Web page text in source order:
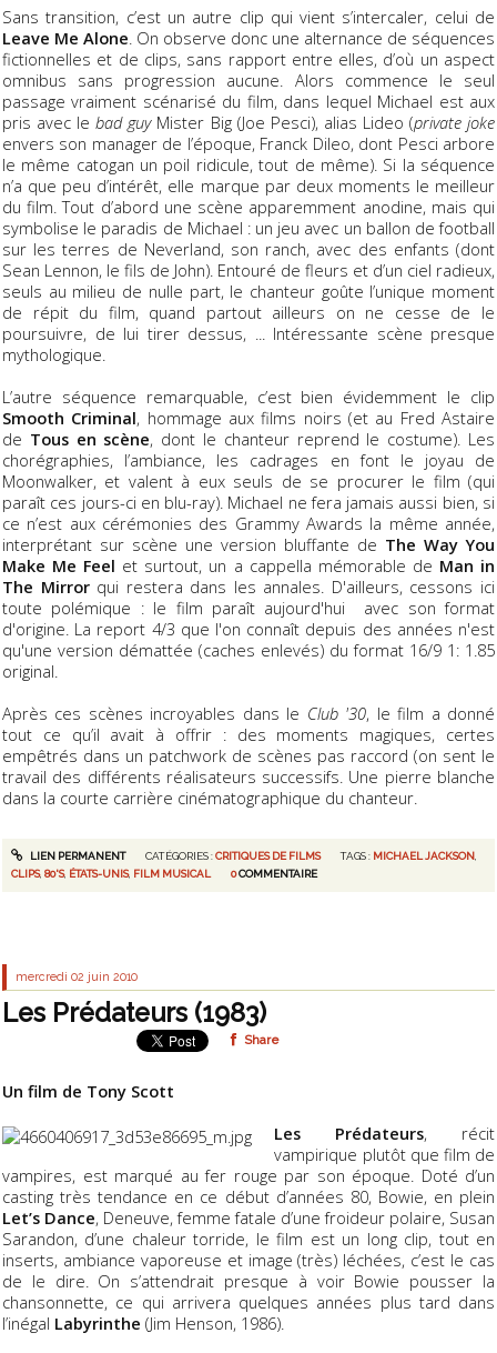
Sans transition, c’est un autre clip qui vient s’intercaler, celui de
Leave Me Alone. On observe donc une alternance de séquences
fictionnelles et de clips, sans rapport entre elles, d’où un aspect
omnibus sans progression aucune. Alors commence le seul
passage vraiment scénarisé du film, dans lequel Michael est aux
pris avec lebad guyMister Big (Joe Pesci), alias Lideo (private joke
envers son manager de l’époque, Franck Dileo, dont Pesci arbore
le même catogan un poil ridicule, tout de même). Si la séquence
n’a que peu d’intérêt, elle marque par deux moments le meilleur
du film. Tout d’abord une scène apparemment anodine, mais qui
symbolise le paradis de Michael : un jeu avec un ballon de football
sur les terres de Neverland, son ranch, avec des enfants (dont
Sean Lennon, le fils de John). Entouré de fleurs et d’un ciel radieux,
seuls au milieu de nulle part, le chanteur goûte l’unique moment
de répit du film, quand partout ailleurs on ne cesse de le
poursuivre, de lui tirer dessus, ... Intéressante scène presque
mythologique.
L’autre séquence remarquable, c’est bien évidemment le clip
Smooth Criminal, hommage aux films noirs (et au Fred Astaire
de Tous en scène, dont le chanteur reprend le costume). Les
chorégraphies, l’ambiance, les cadrages en font le joyau de
Moonwalker, et valent à eux seuls de se procurer le film (qui
paraît ces jours-ci en blu-ray). Michael ne fera jamais aussi bien, si
ce n’est aux cérémonies des Grammy Awards la même année,
interprétant sur scène une version bluffante de The Way You
Make Me Feel et surtout, un a cappella mémorable de Man in
The Mirrorqui restera dans les annales. D'ailleurs, cessons ici
toute polémique : le film paraît aujourd'hui avec son format
d'origine. La report 4/3 que l'on connaît depuis des années n'est
qu'une version démattée (caches enlevés) du format 16/9 1: 1.85
original.
Après ces scènes incroyables dans le Club '30, le film a donné
tout ce qu’il avait à offrir : des moments magiques, certes
empêtrés dans un patchwork de scènes pas raccord (on sent le
travail des différents réalisateurs successifs. Une pierre blanche
dans la courte carrière cinématographique du chanteur.
LIEN PERMANENT CATÉGORIES :CRITIQUES DE FILMS TAGS : MICHAEL JACKSON
CLIPS,80'S, ÉTATS-UNIS, FILM MUSICAL 0COMMENTAIRE
mercredi 02 juin 2010
Les Prédateurs (1983)
Share
Un film de Tony Scott
Les Prédateurs, récit
vampirique plutôt que film de
vampires, est marqué au fer rouge par son époque. Doté d’un
casting très tendance en ce début d’années 80, Bowie, en plein
Let’s Dance, Deneuve, femme fatale d’une froideur polaire, Susan
Sarandon, d’une chaleur torride, le film est un long clip, tout en
inserts, ambiance vaporeuse et image (très) léchées, c’est le cas
de le dire. On s’attendrait presque à voir Bowie pousser la
chansonnette, ce qui arrivera quelques années plus tard dans
l’inégal Labyrinthe (Jim Henson, 1986).